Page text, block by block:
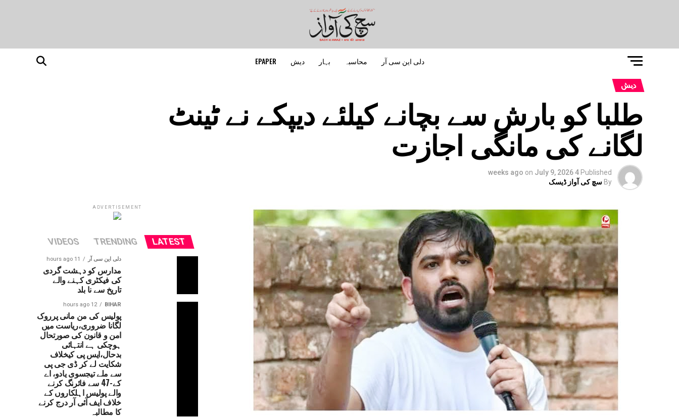
دلی این سی آر محاسبہ بہار دیش EPAPER
دیش
طلبا کو بارش سے بچانے کیلئے دیپکے نے ٹینٹ
لگانے کی مانگی اجازت
Published
4 weeks ago
on July 9, 2026
By سچ کی آواز ڈیسک
ADVERTISEMENT
LATEST
TRENDING
VIDEOS
دلی این سی آر 11 hours ago
مدارس کو دہشت گردی
کی فیکٹری کہنے والے
تاریخ سے نا بلد
BIHAR
12 hours ago
پولیس کی من مانی پرروک
لگانا ضروری،ریاست میں
امن و قانون کی صورتحال
ہوچکی ہے انتہائی
بدحال،ایس پی کیخلاف
شکایت لے کر ڈی جی پی
سے ملے تیجسوی یادو، اے
کے-47 سے فائرنگ کرنے
والے پولیس اہلکاروں کے
خلاف ایف آئی آر درج کرنے
کا مطالبہ